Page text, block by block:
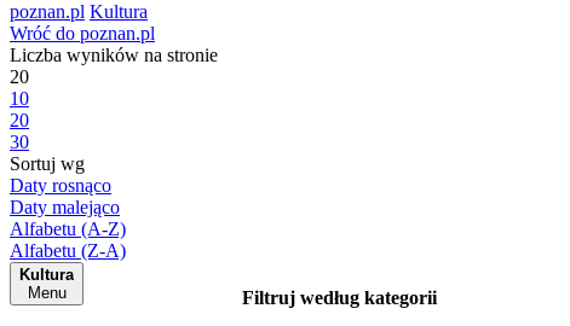
poznan.pl Kultura
Wróć do poznan.pl
Liczba wyników na stronie
20
10
20
30
Sortuj wg
Daty rosnąco
Daty malejąco
Alfabetu (A-Z)
Alfabetu (Z-A)
Kultura
Menu
Filtruj według kategorii